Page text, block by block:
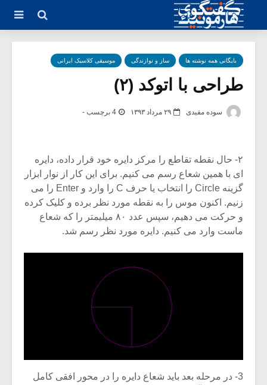
بایگانی همه نوشته ها ساز و نوازندگی موسیقی کلاسیک ایرانی
طراحی با اتوکد (۲)
سوده مفیدی ۲۹ مرداد ۱۳۹۳ 4 برچسب -
۲- حال نقطه تقاطع را مرکز دایره خود قرار داده، دایره
ای با همین شعاع رسم می کنیم. برای این کار از نوار ابزار
گزینه Circle را انتخاب یا حرف C را وارد و Enter را می
زنیم. اکنون موس را به نقطه مورد نظر برده و کلیک کرده
و حرکت می دهیم، سپس عدد ۸۰ میلیمتر را که شعاع
ماست وارد می کنیم. دایره مورد نظر رسم شد.
3- در مرحله بعد باید شعاع دایره را در محور افقی کامل